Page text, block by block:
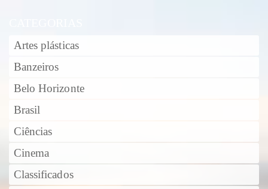
Artes plásticas
Banzeiros
Belo Horizonte
Brasil
Ciências
Cinema
Classificados